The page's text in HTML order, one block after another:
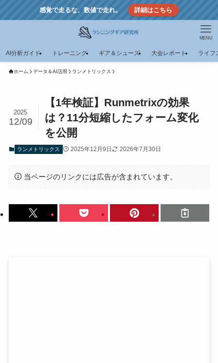
感覚で走るな、数値で走れ。 詳細はこちら
MENU
AI分析ガイド トレーニング ギア＆シューズ 大会レポート ライフ
ホーム データ＆AI活用 ランメトリックス
【1年検証】Runmetrixの効果
は？11分短縮したフォーム変化
を公開
2025
12/09
ランメトリックス 2025年12月9日 2026年7月30日
当ページのリンクには広告が含まれています。